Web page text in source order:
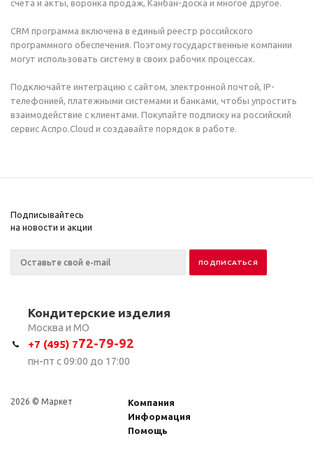
счета и акты, воронка продаж, Канбан-доска и многое другое.
CRM программа включена в единый реестр российского
программного обеспечения. Поэтому государственные компании
могут использовать систему в своих рабочих процессах.
Подключайте интеграцию с сайтом, электронной почтой, IP-
телефонией, платежными системами и банками, чтобы упростить
взаимодействие с клиентами. Покупайте подписку на российский
сервис Аспро.Cloud и создавайте порядок в работе.
Подписывайтесь
на новости и акции
Кондитерские изделия
Москва и МО
+7 (495) 772-79-92
пн-пт с 09:00 до 17:00
2026 © Маркет
Компания
Информация
Помощь